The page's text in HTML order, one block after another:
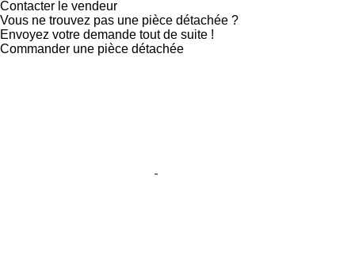
Contacter le vendeur
Vous ne trouvez pas une pièce détachée ?
Envoyez votre demande tout de suite !
Commander une pièce détachée